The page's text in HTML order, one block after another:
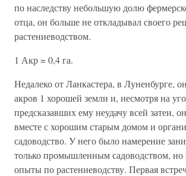
по наследству небольшую долю
отца, он больше не откладывал своего
растениеводством.
1 Акр = 0,4 га.
Недалеко от Ланкастера, в Луненбурге,
акров 1 хорошей земли и, несмотря на
предсказавших ему неудачу всей затеи,
вместе с хорошим старым домом и
садоводство. У него было намерение
только промышленным садоводством, но
опыты по растениеводству. Первая